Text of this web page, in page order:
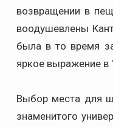
возвращении в
воодушевлены
была в то время
яркое выражение в
Выбор места для
знаменитого